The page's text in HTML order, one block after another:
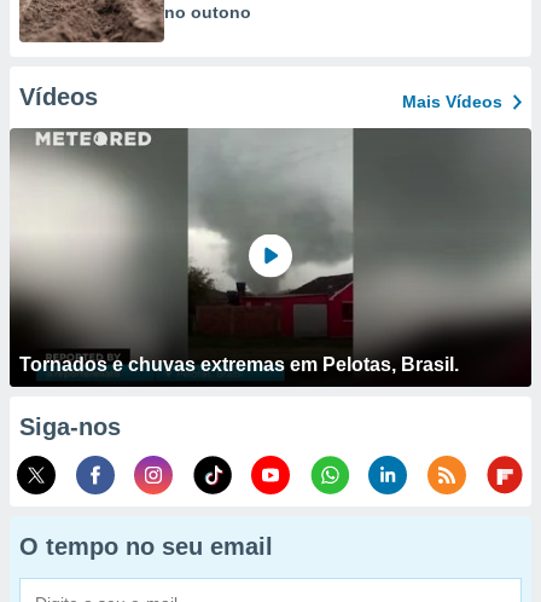
no outono
Vídeos Mais Vídeos
Tornados e chuvas extremas em Pelotas, Brasil.
Siga-nos
O tempo no seu email